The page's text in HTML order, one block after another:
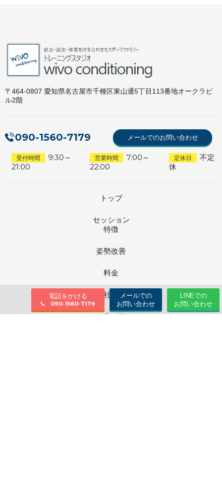
〒464-0807 愛知県名古屋市千種区東山通5丁目113番地オークラビ
ル2階
090-1560-7179 メールでのお問い合わせ
受付時間
9:30～
21:00
営業時間
7:00～
22:00
定休日
不定
休
トップ
セッション
特徴
姿勢改善
料金
会社情報
ブログ
電話をかける
090-1560-7179
メールでの
お問い合わせ
LINEでの
お問い合わせ